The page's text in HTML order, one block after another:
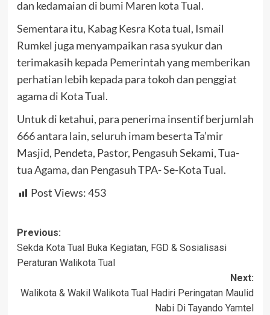
dan kedamaian di bumi Maren kota Tual.
Sementara itu, Kabag Kesra Kota tual, Ismail
Rumkel juga menyampaikan rasa syukur dan
terimakasih kepada Pemerintah yang memberikan
perhatian lebih kepada para tokoh dan penggiat
agama di Kota Tual.
Untuk di ketahui, para penerima insentif berjumlah
666 antara lain, seluruh imam beserta Ta’mir
Masjid, Pendeta, Pastor, Pengasuh Sekami, Tua-
tua Agama, dan Pengasuh TPA- Se-Kota Tual.
Post Views:453
Post
navigation
Previous:
Sekda Kota Tual Buka Kegiatan, FGD & Sosialisasi
Peraturan Walikota Tual
Next:
Walikota & Wakil Walikota Tual Hadiri Peringatan Maulid
Nabi Di Tayando Yamtel